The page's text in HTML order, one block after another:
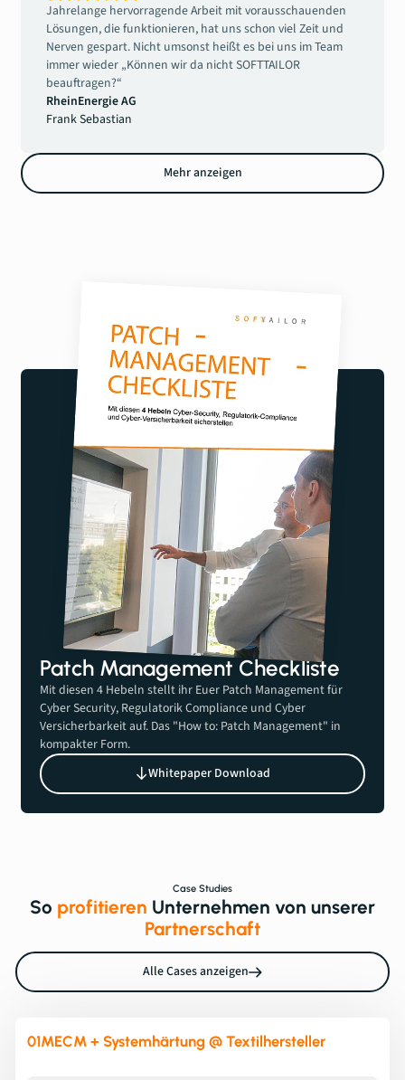
Jahrelange hervorragende Arbeit mit vorausschauenden
Lösungen, die funktionieren, hat uns schon viel Zeit und
Nerven gespart. Nicht umsonst heißt es bei uns im Team
immer wieder „Können wir da nicht SOFTTAILOR
beauftragen?“
RheinEnergie AG
Frank Sebastian
Mehr anzeigen
Patch Management Checkliste
Mit diesen 4 Hebeln stellt ihr Euer Patch Management für
Cyber Security, Regulatorik Compliance und Cyber
Versicherbarkeit auf. Das "How to: Patch Management" in
kompakter Form.
Whitepaper Download
Case Studies
So profitieren Unternehmen von unserer
Partnerschaft
Alle Cases anzeigen
01MECM + Systemhärtung @ Textilhersteller